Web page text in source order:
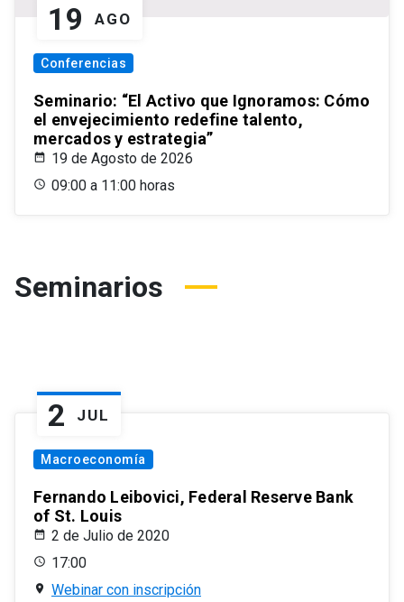
19 AGO
Conferencias
Seminario: “El Activo que Ignoramos: Cómo
el envejecimiento redefine talento,
mercados y estrategia”
19 de Agosto de 2026
09:00 a 11:00 horas
Seminarios
2 JUL
Macroeconomía
Fernando Leibovici, Federal Reserve Bank
of St. Louis
2 de Julio de 2020
17:00
Webinar con inscripción